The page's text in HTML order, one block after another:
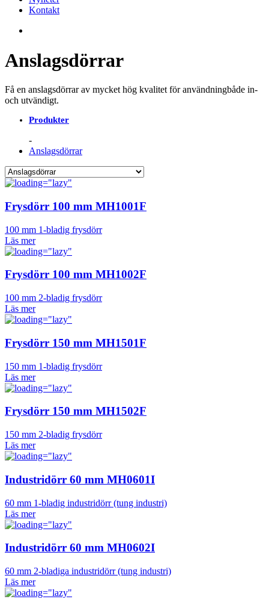
Kontakt
Anslagsdörrar
Få en anslagsdörrar av mycket hög kvalitet för användningbåde in-
och utvändigt.
Produkter
Anslagsdörrar
Frysdörr 100 mm MH1001F
100 mm 1-bladig frysdörr
Läs mer
Frysdörr 100 mm MH1002F
100 mm 2-bladig frysdörr
Läs mer
Frysdörr 150 mm MH1501F
150 mm 1-bladig frysdörr
Läs mer
Frysdörr 150 mm MH1502F
150 mm 2-bladig frysdörr
Läs mer
Industridörr 60 mm MH0601I
60 mm 1-bladig industridörr (tung industri)
Läs mer
Industridörr 60 mm MH0602I
60 mm 2-bladiga industridörr (tung industri)
Läs mer